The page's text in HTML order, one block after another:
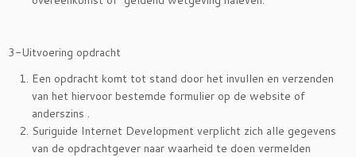
3-Uitvoering opdracht
Een opdracht komt tot stand door het invullen en verzenden
van het hiervoor bestemde formulier op de website of
anderszins .
Suriguide Internet Development verplicht zich alle gegevens
van de opdrachtgever naar waarheid te doen vermelden